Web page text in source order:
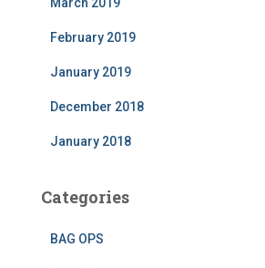
February 2019
January 2019
December 2018
January 2018
Categories
BAG OPS